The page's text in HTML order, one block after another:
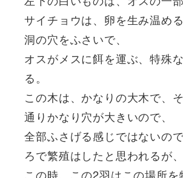
サイチョウは、卵を生み温め
洞の穴をふさいで、
オスがメスに餌を運ぶ、特殊
る。
この木は、かなりの大木で、
通りかなり穴が大きいので、
全部ふさげる感じではないの
ろで繁殖はしたと思われるが、
この時、この2羽はこの場所を